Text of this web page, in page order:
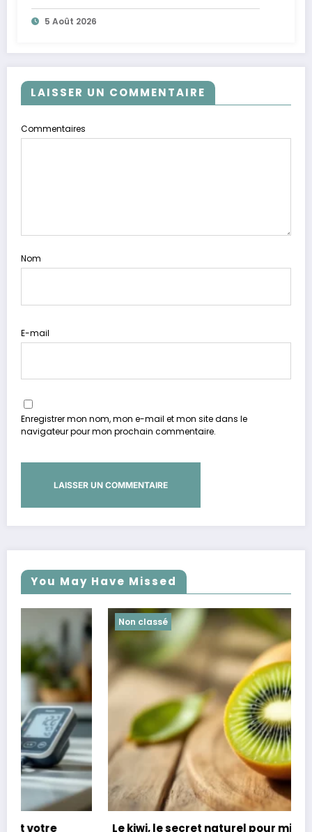
5 Août 2026
LAISSER UN COMMENTAIRE
Commentaires
Nom
E-mail
Enregistrer mon nom, mon e-mail et mon site dans le
navigateur pour mon prochain commentaire.
You May Have Missed
Non classé
Le kiwi, le secret naturel pour mieux dormir